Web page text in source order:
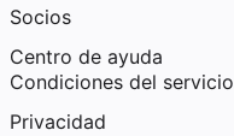
Socios
Centro de ayuda
Condiciones del servicio
Privacidad